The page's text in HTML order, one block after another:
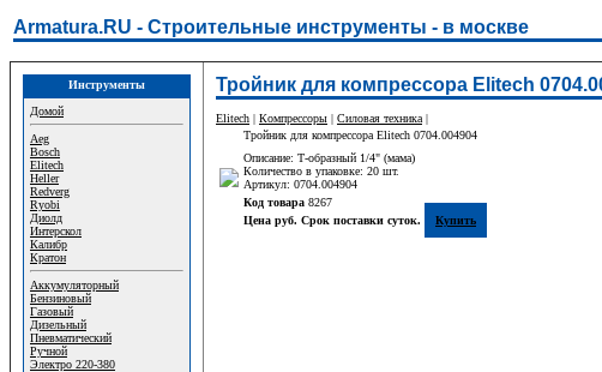
Armatura.RU - Строительные инструменты - в москве
Инструменты
Домой
Aeg
Bosch
Elitech
Heller
Redverg
Ryobi
Диолд
Интерскол
Калибр
Кратон
Аккумуляторный
Бензиновый
Газовый
Дизельный
Пневматический
Ручной
Электро 220-380
Тройник для компрессора Elitech
Elitech | Компрессоры | Силовая техника |
Тройник для компрессора Elitech 0704.004904
Описание: Т-образный 1/4" (мама)
Количество в упаковке: 20 шт.
Артикул: 0704.004904
Код товара 8267
Цена руб. Срок поставки суток.
Купить